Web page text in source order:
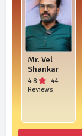
Mr. Vel
Shankar
4.8
44
Reviews